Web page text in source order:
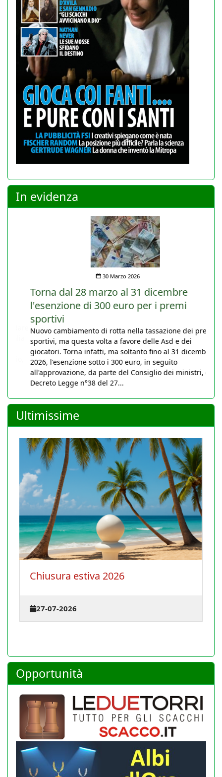
In evidenza
30 Marzo 2026
Torna dal 28 marzo al 31 dicembre
l'esenzione di 300 euro per i premi
sportivi
Nuovo cambiamento di rotta nella tassazione dei premi
sportivi, ma questa volta a favore delle Asd e dei
giocatori. Torna infatti, ma soltanto fino al 31 dicembre
2026, l'esenzione sotto i 300 euro, in seguito
all'approvazione, da parte del Consiglio dei ministri, del
Decreto Legge n°38 del 27...
Ultimissime
Chiusura estiva 2026
27-07-2026
Opportunità